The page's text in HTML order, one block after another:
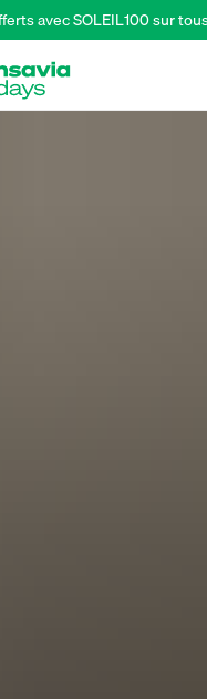
avec SOLEIL100 sur